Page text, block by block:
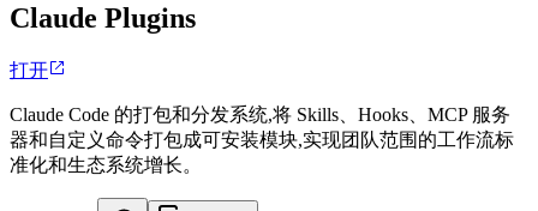
Claude Plugins
打开
Claude Code 的打包和分发系统,将 Skills、Hooks、MCP 服务
器和自定义命令打包成可安装模块,实现团队范围的工作流标
准化和生态系统增长。